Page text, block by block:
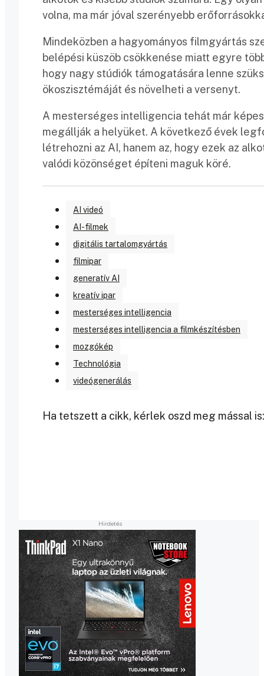
volna, ma már jóval szerényebb
Mindeközben a hagyományos filmgyártás
belépési küszöb csökkenése miatt egyre
hogy nagy stúdiók támogatására lenne
ökoszisztémáját és növelheti a versenyt.
A mesterséges intelligencia tehát már
megállják a helyüket. A következő évek
létrehozni az AI, hanem az, hogy ezek az
valódi közönséget építeni maguk köré.
AI videó
AI-filmek
digitális tartalomgyártás
filmipar
generatív AI
kreatív ipar
mesterséges intelligencia
mesterséges intelligencia a filmkészítésben
mozgókép
Technológia
videógenerálás
Ha tetszett a cikk, kérlek oszd meg mással is: